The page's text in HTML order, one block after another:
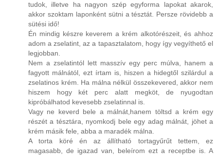
tudok, illetve ha nagyon szép egyforma lapokat akarok,
akkor szoktam laponként sütni a tésztát. Persze rövidebb a
sütési idő!
Én mindig készre keverem a krém alkotórészeit, és ahhoz
adom a zselatint, az a tapasztalatom, hogy így vegyíthető el
legjobban.
Nem a zselatintól lett masszív egy perc múlva, hanem a
fagyott málnától, ezt írtam is, hiszen a hidegtől szilárdul a
zselatinos krém. Ha málna nélkül összekevered, akkor nem
hiszem hogy két perc alatt megköt, de nyugodtan
kipróbálhatod kevesebb zselatinnal is.
Vagy ne keverd bele a málnát,hanem töltsd a krém egy
részét a tésztára, nyomkodj bele egy adag málnát, jöhet a
krém másik fele, abba a maradék málna.
A torta köré én az állítható tortagyűrűt tettem, ez
magasabb, de igazad van, beleírom ezt a receptbe is. A